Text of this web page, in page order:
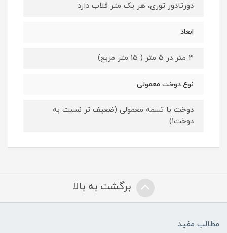
دورتادور توری، هر یک متر قلاب دارد
ابعاد
۳ متر در 5 متر ( 15 متر مربع)
نوع دوخت معمولی
دوخت با تسمه معمولی (ضعیف تر نسبت به
دوخت۱)
برگشت به بالا
مطالب مفید